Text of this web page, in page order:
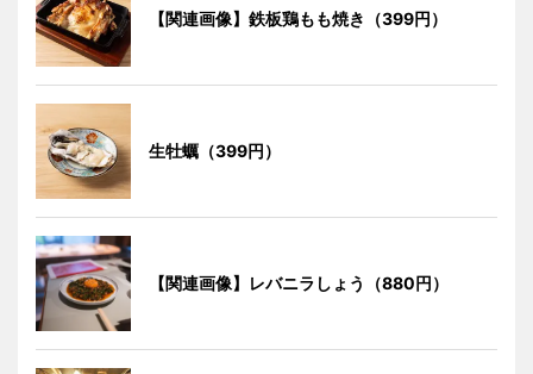
【関連画像】鉄板鶏もも焼き（399円）
生牡蠣（399円）
【関連画像】レバニラしょう（880円）